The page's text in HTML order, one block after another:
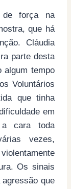
força na
que há
Cláudia
parte desta
algum tempo
Voluntários
que tinha
em
cara toda
vezes,
Os sinais
que